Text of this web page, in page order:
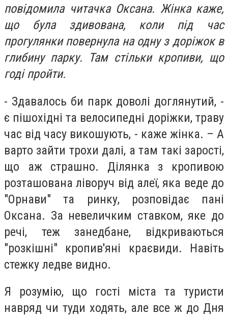
повідомила читачка Оксана. Жінка каже,
що була здивована, коли під час
прогулянки повернула на одну з доріжок в
глибину парку. Там стільки кропиви, що
годі пройти.
- Здавалось би парк доволі доглянутий, -
є пішохідні та велосипедні доріжки, траву
час від часу викошують, - каже жінка. – А
варто зайти трохи далі, а там такі зарості,
що аж страшно. Ділянка з кропивою
розташована ліворуч від алеї, яка веде до
"Орнави" та ринку, розповідає пані
Оксана. За невеличким ставком, яке до
речі, теж занедбане, відкриваються
"розкішні" кропив'яні краєвиди. Навіть
стежку ледве видно.
Я розумію, що гості міста та туристи
навряд чи туди ходять, але все ж до Дня